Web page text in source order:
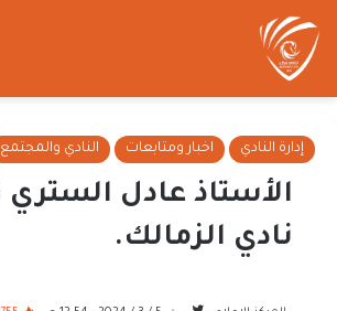
إدارة النادي اخبار ومتابعات النادي والمجتمع
الأستاذ عادل
نادي الزمالك.